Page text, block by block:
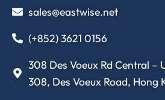
sales@eastwise.net
(+852) 3621 0156
308 Des Voeux Rd Central –
308, Des Voeux Road, Hong